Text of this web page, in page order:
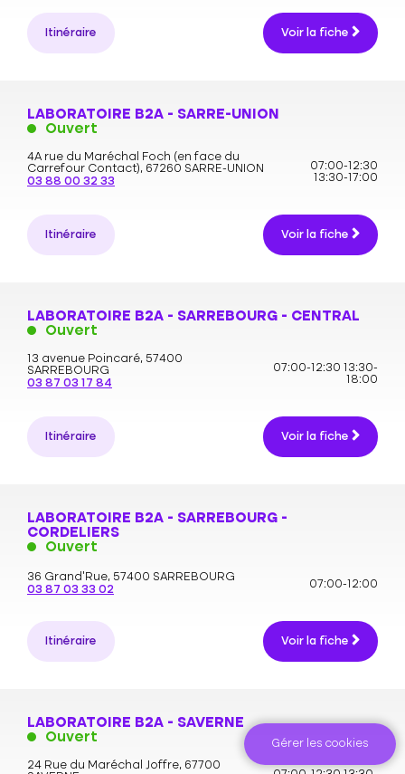
Itinéraire Voir la fiche
LABORATOIRE B2A - SARRE-UNION
Ouvert
4A rue du Maréchal Foch (en face du
Carrefour Contact), 67260 SARRE-UNION
03 88 00 32 33
07:00-12:30
13:30-17:00
Itinéraire Voir la fiche
LABORATOIRE B2A - SARREBOURG - CENTRAL
Ouvert
13 avenue Poincaré, 57400
SARREBOURG
03 87 03 17 84
07:00-12:30
13:30-
18:00
Itinéraire Voir la fiche
LABORATOIRE B2A - SARREBOURG -
CORDELIERS
Ouvert
36 Grand’Rue, 57400 SARREBOURG
03 87 03 33 02
07:00-12:00
Itinéraire Voir la fiche
LABORATOIRE B2A - SAVERNE
Ouvert
24 Rue du Maréchal Joffre, 67700
Gérer les cookies